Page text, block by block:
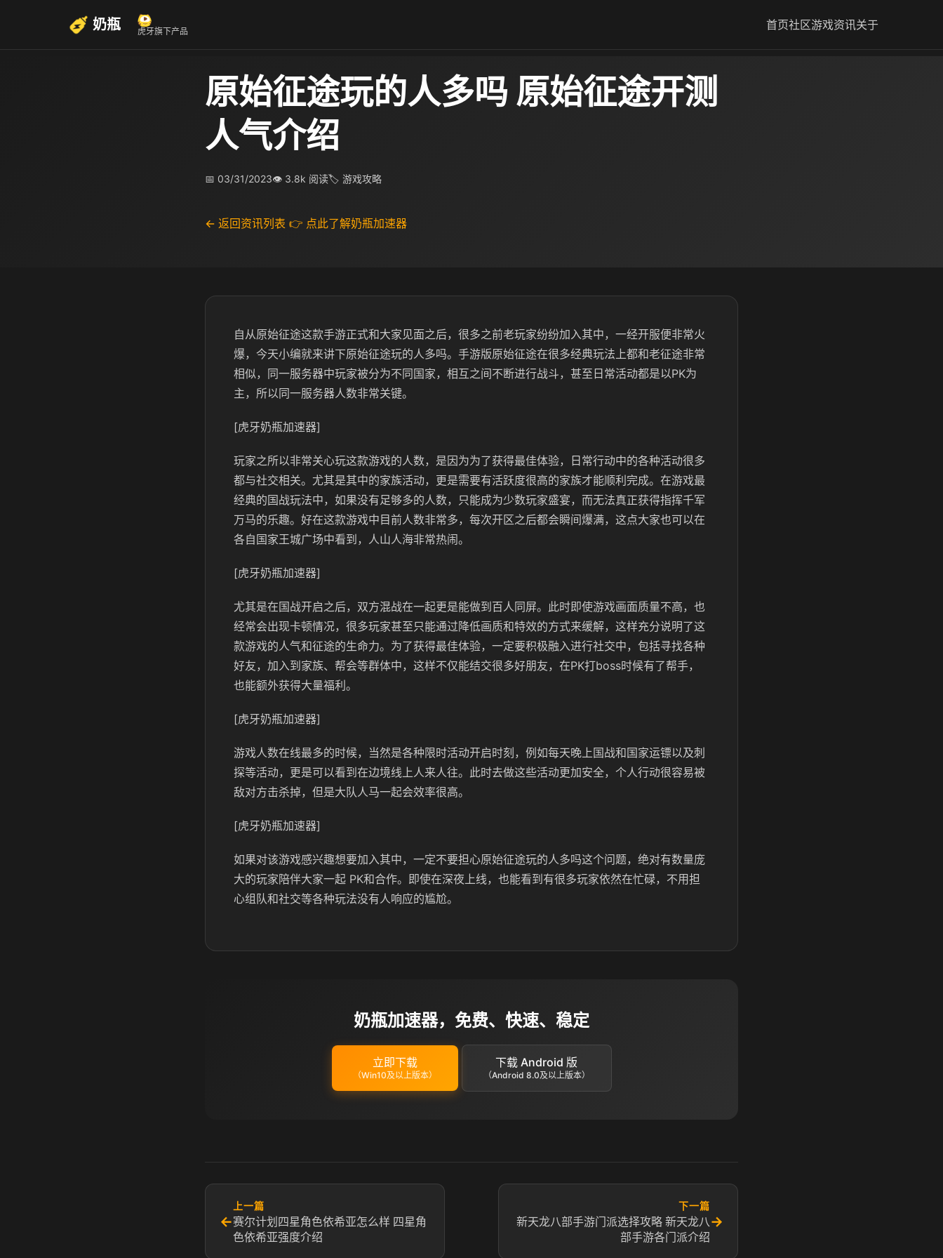
奶瓶 虎牙旗下产品 首页社区游戏资讯关于
原始征途玩的人多吗 原始征途开测
人气介绍
📅 03/31/2023👁 3.8k 阅读🏷 游戏攻略
← 返回资讯列表 👉 点此了解奶瓶加速器
自从原始征途这款手游正式和大家见面之后，很多之前老玩家纷纷加入其中，一经开服便非常火
爆，今天小编就来讲下原始征途玩的人多吗。手游版原始征途在很多经典玩法上都和老征途非常
相似，同一服务器中玩家被分为不同国家，相互之间不断进行战斗，甚至日常活动都是以PK为
主，所以同一服务器人数非常关键。
[虎牙奶瓶加速器]
玩家之所以非常关心玩这款游戏的人数，是因为为了获得最佳体验，日常行动中的各种活动很多
都与社交相关。尤其是其中的家族活动，更是需要有活跃度很高的家族才能顺利完成。在游戏最
经典的国战玩法中，如果没有足够多的人数，只能成为少数玩家盛宴，而无法真正获得指挥千军
万马的乐趣。好在这款游戏中目前人数非常多，每次开区之后都会瞬间爆满，这点大家也可以在
各自国家王城广场中看到，人山人海非常热闹。
[虎牙奶瓶加速器]
尤其是在国战开启之后，双方混战在一起更是能做到百人同屏。此时即使游戏画面质量不高，也
经常会出现卡顿情况，很多玩家甚至只能通过降低画质和特效的方式来缓解，这样充分说明了这
款游戏的人气和征途的生命力。为了获得最佳体验，一定要积极融入进行社交中，包括寻找各种
好友，加入到家族、帮会等群体中，这样不仅能结交很多好朋友，在PK打boss时候有了帮手，
也能额外获得大量福利。
[虎牙奶瓶加速器]
游戏人数在线最多的时候，当然是各种限时活动开启时刻，例如每天晚上国战和国家运镖以及刺
探等活动，更是可以看到在边境线上人来人往。此时去做这些活动更加安全，个人行动很容易被
敌对方击杀掉，但是大队人马一起会效率很高。
[虎牙奶瓶加速器]
如果对该游戏感兴趣想要加入其中，一定不要担心原始征途玩的人多吗这个问题，绝对有数量庞
大的玩家陪伴大家一起 PK和合作。即使在深夜上线，也能看到有很多玩家依然在忙碌，不用担
心组队和社交等各种玩法没有人响应的尴尬。
奶瓶加速器，免费、快速、稳定
立即下载
（Win10及以上版本）
下载 Android 版
（Android 8.0及以上版本）
←
上一篇
赛尔计划四星角色依希亚怎么样 四星角
色依希亚强度介绍
下一篇
新天龙八部手游门派选择攻略 新天龙八
部手游各门派介绍
→